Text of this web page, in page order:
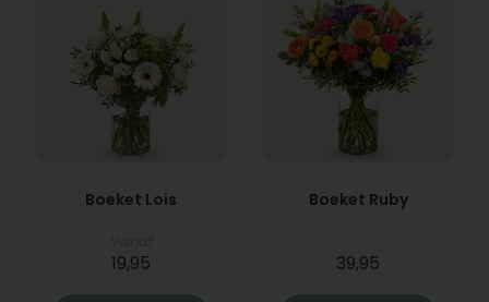
Boeket Lois
19,95
Boeket Ruby
39,95